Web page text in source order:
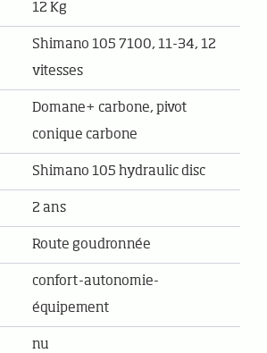
12 Kg
Shimano 105 7100, 11-34, 12
vitesses
Domane+ carbone, pivot
conique carbone
Shimano 105 hydraulic disc
2 ans
Route goudronnée
confort-autonomie-
équipement
nu